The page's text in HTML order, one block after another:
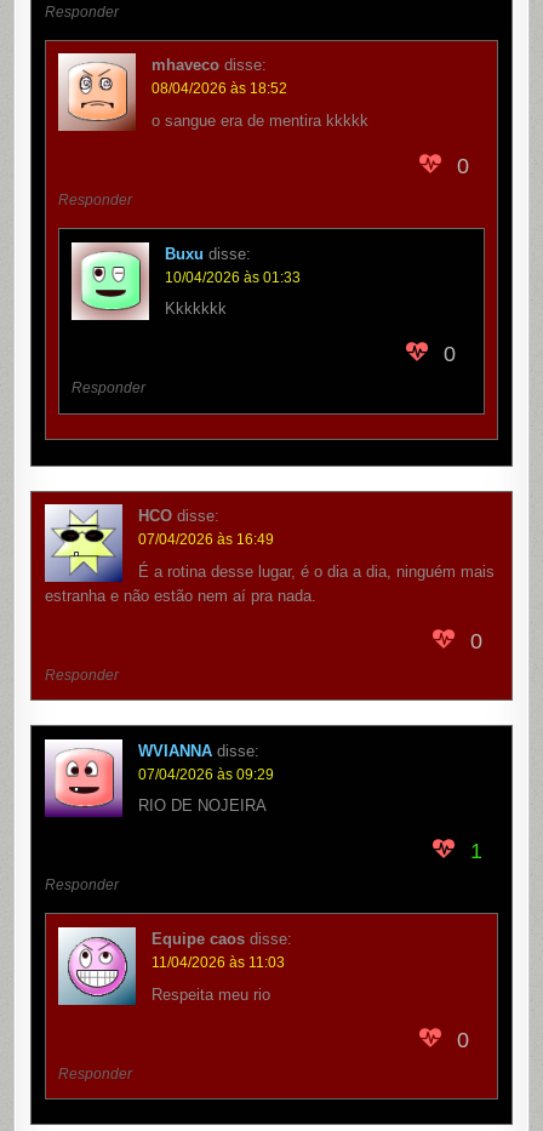
Responder
mhaveco disse:
08/04/2026 às 18:52
o sangue era de mentira kkkkk
0
Responder
Buxu disse:
10/04/2026 às 01:33
Kkkkkkk
0
Responder
HCO disse:
07/04/2026 às 16:49
É a rotina desse lugar, é o dia a dia, ninguém mais
estranha e não estão nem aí pra nada.
0
Responder
WVIANNA disse:
07/04/2026 às 09:29
RIO DE NOJEIRA
1
Responder
Equipe caos disse:
11/04/2026 às 11:03
Respeita meu rio
0
Responder